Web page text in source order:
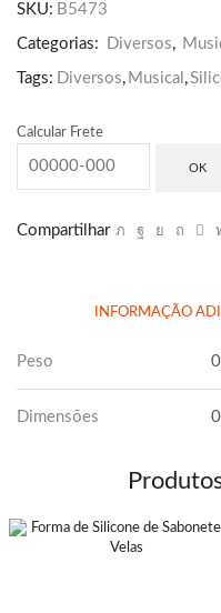
SKU: B5473
Categorias: Diversos,
Tags: Diversos, Musical ,
Calcular Frete
OK
Compartilhar
INFORMAÇÃO
Peso
Dimensões